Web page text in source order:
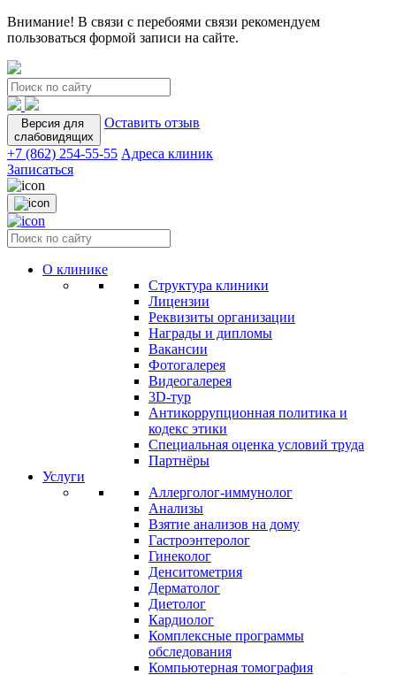
Внимание! В связи с перебоями связи рекомендуем
пользоваться формой записи на сайте.
Версия для
слабовидящих
Оставить отзыв
+7 (862) 254-55-55 Адреса клиник
Записаться
О клинике
Структура клиники
Лицензии
Реквизиты организации
Награды и дипломы
Вакансии
Фотогалерея
Видеогалерея
3D-тур
Антикоррупционная политика и
кодекс этики
Специальная оценка условий труда
Партнёры
Услуги
Аллерголог-иммунолог
Анализы
Взятие анализов на дому
Гастроэнтеролог
Гинеколог
Денситометрия
Дерматолог
Диетолог
Кардиолог
Комплексные программы
обследования
Компьютерная томография